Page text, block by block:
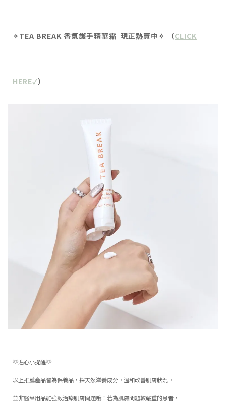
✧TEA BREAK 香氛護手精華霜 現正熱賣中✧ （CLICK
HERE✓）
💡貼心小提醒💡
以上推薦產品皆為保養品，採天然滋養成分，溫和改善肌膚狀況，
並非醫藥用品能強效治療肌膚問題哦！若為肌膚問題較嚴重的患者，